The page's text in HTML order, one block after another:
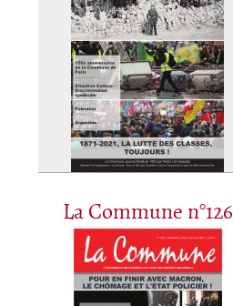
La Commune n°126